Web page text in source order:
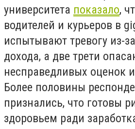
университета показало,
водителей и курьеров в
испытывают тревогу из-
дохода, а две трети
несправедливых оценок
Более половины
признались, что готовы
здоровьем ради